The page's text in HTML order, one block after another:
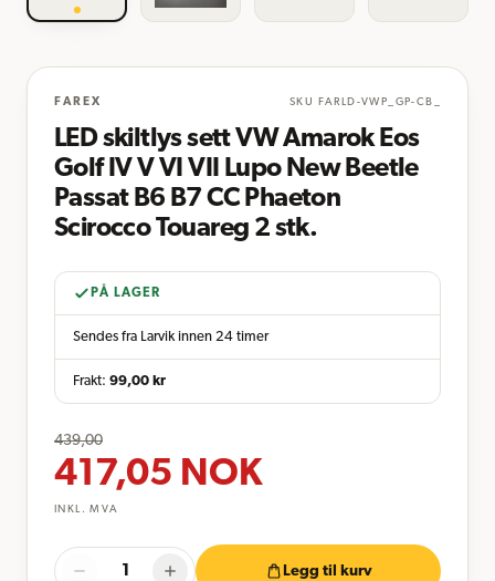
FAREX SKU FARLD-VWP_GP-CB_
LED skiltlys sett VW Amarok Eos
Golf IV V VI VII Lupo New Beetle
Passat B6 B7 CC Phaeton
Scirocco Touareg 2 stk.
PÅ LAGER
Sendes fra Larvik innen 24 timer
Frakt: 99,00 kr
439,00
417,05 NOK
INKL. MVA
Legg til kurv